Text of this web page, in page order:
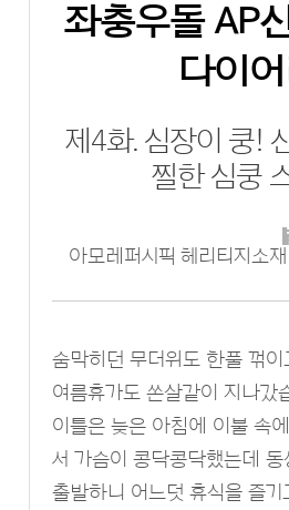
좌충우돌 AP
다이어
제4화. 심장이 쿵!
찔한 심쿵
아모레퍼시픽 헤리티지소
숨막히던 무더위도 한풀 꺾
여름휴가도 쏜살같이 지나갔
이틀은 늦은 아침에 이불 속
서 가슴이 콩닥콩닥했는데
출발하니 어느덧 휴식을 즐